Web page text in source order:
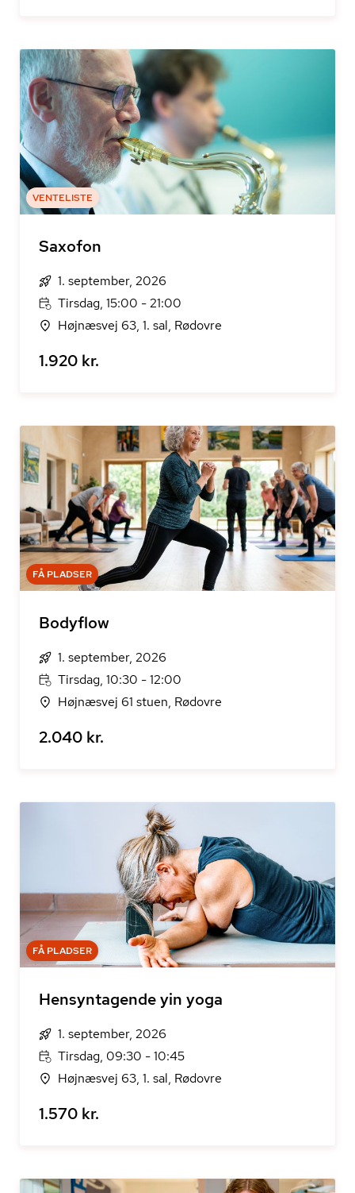
VENTELISTE
Saxofon
1. september, 2026
Tirsdag, 15:00 - 21:00
Højnæsvej 63, 1. sal, Rødovre
1.920 kr.
FÅ PLADSER
Bodyflow
1. september, 2026
Tirsdag, 10:30 - 12:00
Højnæsvej 61 stuen, Rødovre
2.040 kr.
FÅ PLADSER
Hensyntagende yin yoga
1. september, 2026
Tirsdag, 09:30 - 10:45
Højnæsvej 63, 1. sal, Rødovre
1.570 kr.